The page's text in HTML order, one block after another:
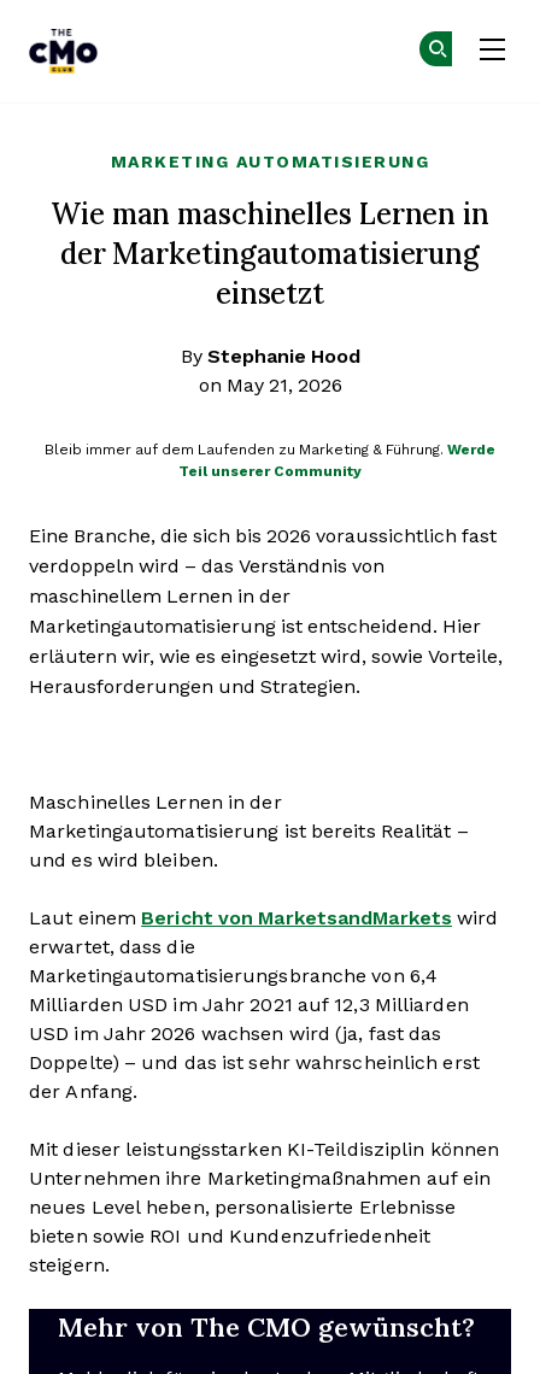
MARKETING AUTOMATISIERUNG
Wie man maschinelles Lernen in
der Marketingautomatisierung
einsetzt
By Stephanie Hood
on May 21, 2026
Bleib immer auf dem Laufenden zu Marketing & Führung. Werde
Teil unserer Community
Eine Branche, die sich bis 2026 voraussichtlich fast
verdoppeln wird – das Verständnis von
maschinellem Lernen in der
Marketingautomatisierung ist entscheidend. Hier
erläutern wir, wie es eingesetzt wird, sowie Vorteile,
Herausforderungen und Strategien.
Maschinelles Lernen in der
Marketingautomatisierung ist bereits Realität –
und es wird bleiben.
Laut einem Bericht von MarketsandMarkets wird
erwartet, dass die
Marketingautomatisierungsbranche von 6,4
Milliarden USD im Jahr 2021 auf 12,3 Milliarden
USD im Jahr 2026 wachsen wird (ja, fast das
Doppelte) – und das ist sehr wahrscheinlich erst
der Anfang.
Mit dieser leistungsstarken KI-Teildisziplin können
Unternehmen ihre Marketingmaßnahmen auf ein
neues Level heben, personalisierte Erlebnisse
bieten sowie ROI und Kundenzufriedenheit
steigern.
Mehr von The CMO gewünscht?